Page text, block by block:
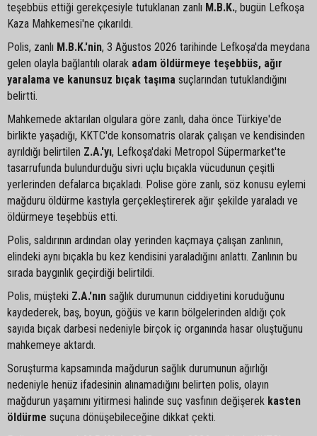
teşebbüs ettiği gerekçesiyle tutuklanan zanlı M.B.K., bugün Lefkoşa
Kaza Mahkemesi'ne çıkarıldı.
Polis, zanlı M.B.K.'nin, 3 Ağustos 2026 tarihinde Lefkoşa'da meydana
gelen olayla bağlantılı olarak adam öldürmeye teşebbüs, ağır
yaralama ve kanunsuz bıçak taşıma suçlarından tutuklandığını
belirtti.
Mahkemede aktarılan olgulara göre zanlı, daha önce Türkiye'de
birlikte yaşadığı, KKTC'de konsomatris olarak çalışan ve kendisinden
ayrıldığı belirtilen Z.A.'yı, Lefkoşa'daki Metropol Süpermarket'te
tasarrufunda bulundurduğu sivri uçlu bıçakla vücudunun çeşitli
yerlerinden defalarca bıçakladı. Polise göre zanlı, söz konusu eylemi
mağduru öldürme kastıyla gerçekleştirerek ağır şekilde yaraladı ve
öldürmeye teşebbüs etti.
Polis, saldırının ardından olay yerinden kaçmaya çalışan zanlının,
elindeki aynı bıçakla bu kez kendisini yaraladığını anlattı. Zanlının bu
sırada baygınlık geçirdiği belirtildi.
Polis, müşteki Z.A.'nın sağlık durumunun ciddiyetini koruduğunu
kaydederek, baş, boyun, göğüs ve karın bölgelerinden aldığı çok
sayıda bıçak darbesi nedeniyle birçok iç organında hasar oluştuğunu
mahkemeye aktardı.
Soruşturma kapsamında mağdurun sağlık durumunun ağırlığı
nedeniyle henüz ifadesinin alınamadığını belirten polis, olayın
mağdurun yaşamını yitirmesi halinde suç vasfının değişerek kasten
öldürme suçuna dönüşebileceğine dikkat çekti.